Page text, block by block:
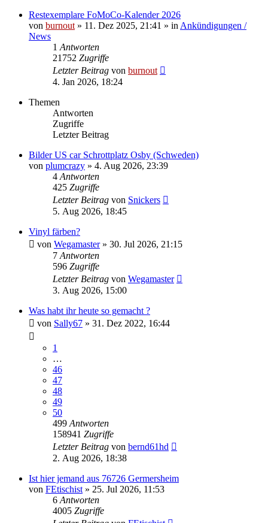
Restexemplare FoMoCo-Kalender 2026
von burnout » 11. Dez 2025, 21:41 » in Ankündigungen /
News
1 Antworten
21752 Zugriffe
Letzter Beitrag von burnout
4. Jan 2026, 18:24
Themen
Antworten
Zugriffe
Letzter Beitrag
Bilder US car Schrottplatz Osby (Schweden)
von plumcrazy » 4. Aug 2026, 23:39
4 Antworten
425 Zugriffe
Letzter Beitrag von Snickers
5. Aug 2026, 18:45
Vinyl färben?
von Wegamaster» 30. Jul 2026, 21:15
7 Antworten
596 Zugriffe
Letzter Beitrag von Wegamaster
3. Aug 2026, 15:00
Was habt ihr heute so gemacht ?
von Sally67 » 31. Dez 2022, 16:44
1
…
46
47
48
49
50
499 Antworten
158941 Zugriffe
Letzter Beitrag von bernd61hd
2. Aug 2026, 18:38
Ist hier jemand aus 76726 Germersheim
von FEtischist » 25. Jul 2026, 11:53
6 Antworten
4005 Zugriffe